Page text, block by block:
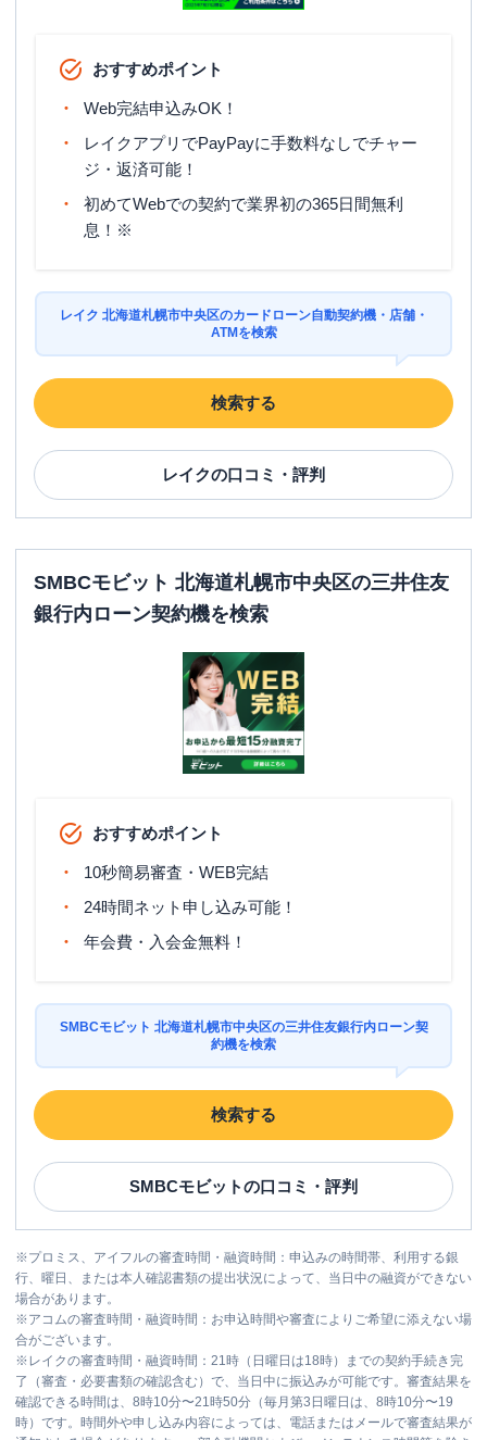
おすすめポイント
Web完結申込みOK！
レイクアプリでPayPayに手数料なしでチャー
ジ・返済可能！
初めてWebでの契約で業界初の365日間無利
息！※
レイク 北海道札幌市中央区のカードローン自動契約機・店舗・
ATMを検索
検索する
レイクの口コミ・評判
SMBCモビット 北海道札幌市中央区の三井住友
銀行内ローン契約機を検索
おすすめポイント
10秒簡易審査・WEB完結
24時間ネット申し込み可能！
年会費・入会金無料！
SMBCモビット 北海道札幌市中央区の三井住友銀行内ローン契
約機を検索
検索する
SMBCモビットの口コミ・評判
※プロミス、アイフルの審査時間・融資時間：申込みの時間帯、利用する銀
行、曜日、または本人確認書類の提出状況によって、当日中の融資ができない
場合があります。
※アコムの審査時間・融資時間：お申込時間や審査によりご希望に添えない場
合がございます。
※ レイクの審査時間・融資時間：21時（日曜日は18時）までの契約手続き完
了（審査・必要書類の確認含む）で、当日中に振込みが可能です。審査結果を
確認できる時間は、8時10分〜21時50分（毎月第3日曜日は、8時10分〜19
時）です。時間外や申し込み内容によっては、電話またはメールで審査結果が